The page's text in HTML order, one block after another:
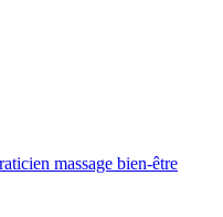
massage bien-être